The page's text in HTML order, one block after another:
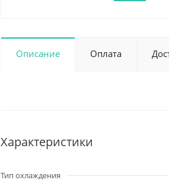
Описание Оплата
Характеристики
Тип охлаждения